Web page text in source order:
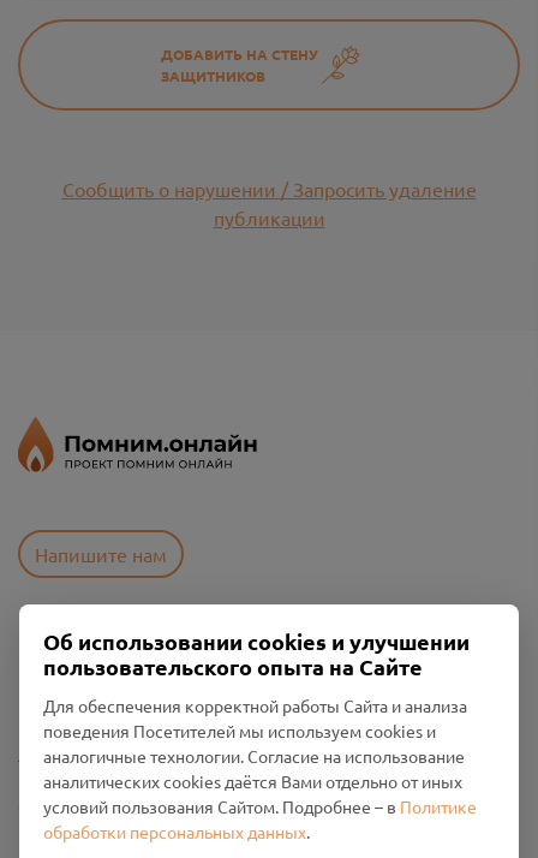
ДОБАВИТЬ НА СТЕНУ
ЗАЩИТНИКОВ
Сообщить о нарушении / Запросить удаление
публикации
Напишите нам
Пользовательское соглашение
Политика конфиденциальности
Промо-материалы
Настройки cookies
Общество с ограниченной ответственностью «Смоленский
Проект Помним»
Об использовании cookies и улучшении
пользовательского опыта на Сайте
Для обеспечения корректной работы Сайта и анализа
поведения Посетителей мы используем cookies и
аналогичные технологии. Согласие на использование
аналитических cookies даётся Вами отдельно от иных
условий пользования Сайтом. Подробнее – в Политике
обработки персональных данных.